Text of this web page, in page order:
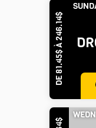
DE 81.45$ À 246.14$